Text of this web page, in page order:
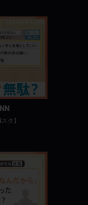
JNN
【Nスタ】
タ】
JNN
【Nスタ】